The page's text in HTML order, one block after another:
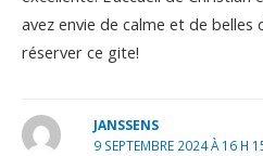
avez envie de calme et de belles
réserver ce gite!
JANSSENS
9 SEPTEMBRE 2024 À 16 H